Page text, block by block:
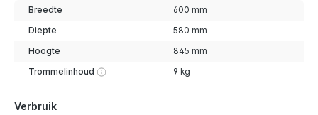
Breedte 600 mm
Diepte 580 mm
Hoogte 845 mm
Trommelinhoud 9 kg
Verbruik